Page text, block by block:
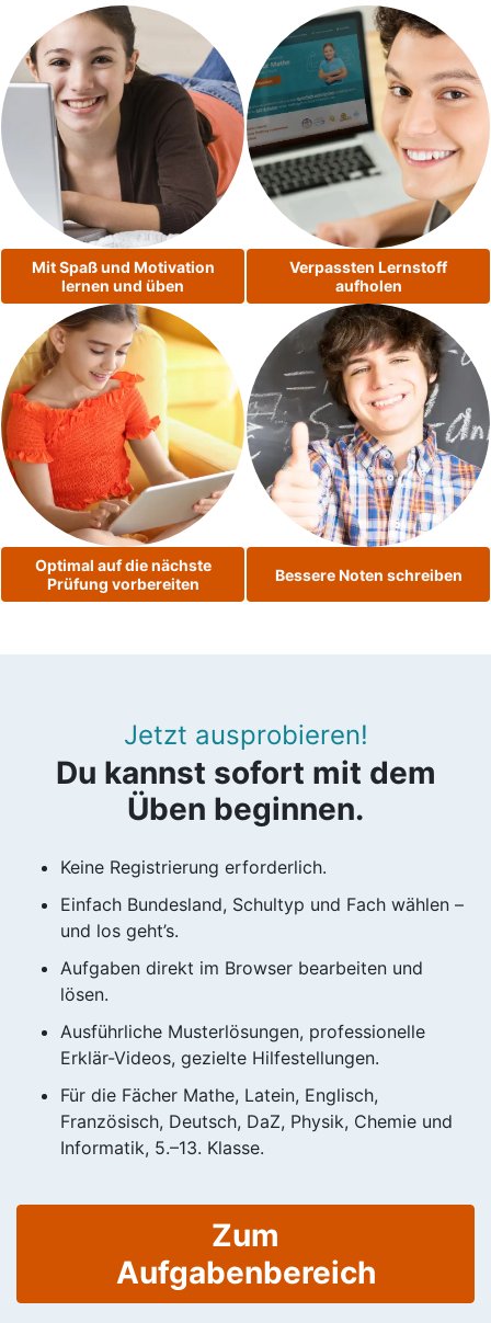
Mit Spaß und Motivation
lernen und üben
Verpassten Lernstoff
aufholen
Optimal auf die nächste
Prüfung vorbereiten
Bessere Noten schreiben
Jetzt ausprobieren!
Du kannst sofort mit dem
Üben beginnen.
Keine Registrierung erforderlich.
Einfach Bundesland, Schultyp und Fach wählen –
und los geht’s.
Aufgaben direkt im Browser bearbeiten und
lösen.
Ausführliche Musterlösungen, professionelle
Erklär-Videos, gezielte Hilfestellungen.
Für die Fächer Mathe, Latein, Englisch,
Französisch, Deutsch, DaZ, Physik, Chemie und
Informatik, 5.–13. Klasse.
Zum
Aufgabenbereich